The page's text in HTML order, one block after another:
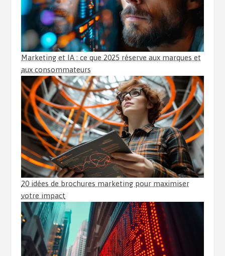
Marketing et IA : ce que 2025 réserve aux marques et
aux consommateurs
20 idées de brochures marketing pour maximiser
votre impact